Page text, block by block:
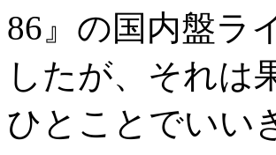
86』の国内盤ラ
したが、それは
ひとことでいい